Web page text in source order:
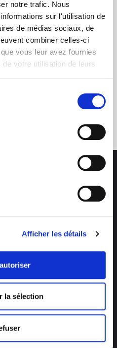
notre trafic. Nous
sur l'utilisation de
de médias sociaux, de
combiner celles-ci
vous leur avez fournies
votre utilisation de leurs
Afficher les détails
la sélection
d'expertise
votre écoute
17h